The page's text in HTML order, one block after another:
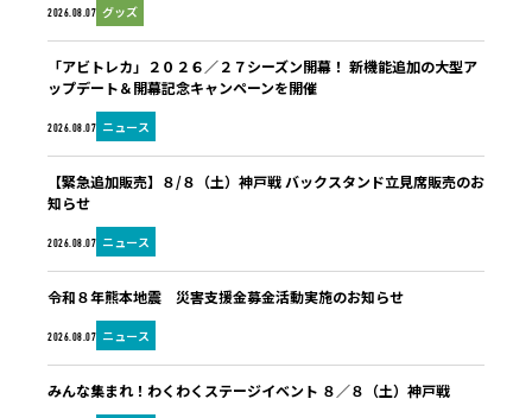
2026.08.07 グッズ
2026.08.07 ニュース
「アビトレカ」２０２６／２７シーズン開幕！ 新機能追加の大型ア
ップデート＆開幕記念キャンペーンを開催
2026.08.07 ニュース
【緊急追加販売】８/８（土）神戸戦 バックスタンド立見席販売のお
知らせ
2026.08.07 ニュース
令和８年熊本地震 災害支援金募金活動実施のお知らせ
みんな集まれ！わくわくステージイベント ８／８（土）神戸戦